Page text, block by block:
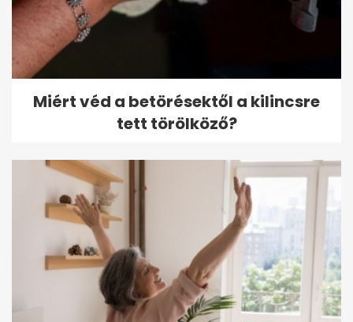
Miért véd a betörésektől a kilincsre
tett törölköző?